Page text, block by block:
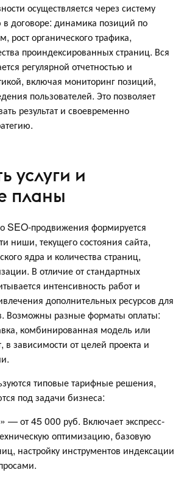
осуществляется через систему
договоре: динамика позиций по
рост органического трафика,
проиндексированных страниц. Вся
регулярной отчетностью и
включая мониторинг позиций,
пользователей. Это позволяет
результат и своевременно
услуги и
планы
SEO-продвижения формируется
ниши, текущего состояния сайта,
ядра и количества страниц,
В отличие от стандартных
интенсивность работ и
дополнительных ресурсов для
Возможны разные форматы оплаты:
комбинированная модель или
в зависимости от целей проекта и
типовые тарифные решения,
под задачи бизнеса:
— от 45 000 руб. Включает экспресс-
оптимизацию, базовую
настройку инструментов индексации